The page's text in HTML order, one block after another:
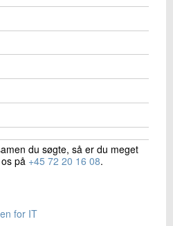
du søgte, så er du meget
på +45 72 20 16 08.
for IT